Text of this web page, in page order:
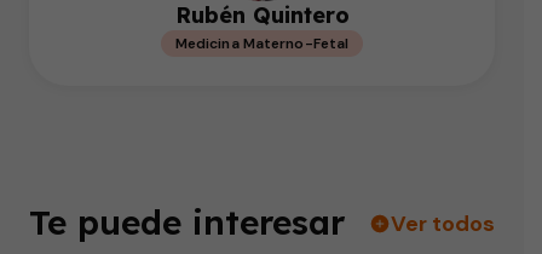
Rubén Quintero
Medicina Materno-Fetal
Te puede interesar Ver todos